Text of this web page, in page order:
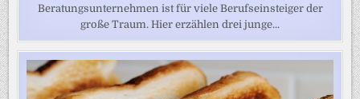
Beratungsunternehmen ist für viele Berufseinsteiger der
große Traum. Hier erzählen drei junge...